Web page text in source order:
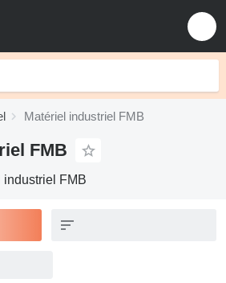
Matériel industriel FMB
FMB
industriel FMB